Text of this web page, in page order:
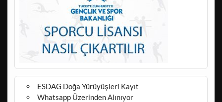
ESDAG Doğa Yürüyüşleri Kayıt
Whatsapp Üzerinden Alınıyor